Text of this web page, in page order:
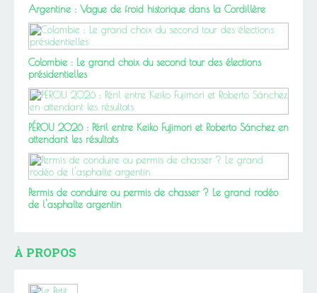
Argentine : Vague de froid historique dans la Cordillère
Colombie : Le grand choix du second tour des élections
présidentielles
PÉROU 2026 : Péril entre Keiko Fujimori et Roberto Sánchez en
attendant les résultats
Permis de conduire ou permis de chasser ? Le grand rodéo
de l'asphalte argentin
À PROPOS